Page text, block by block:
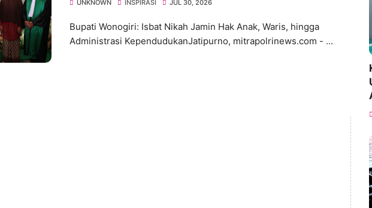
UNKNOWN INSPIRASI JUL 30, 2026
Bupati Wonogiri: Isbat Nikah Jamin Hak Anak, Waris, hingga
Administrasi KependudukanJatipurno, mitrapolrinews.com - ...